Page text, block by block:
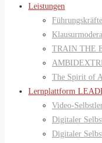
Leistungen
TRAIN THE
The Spirit of
Lernplattform
Video-
Digitaler
Digitaler